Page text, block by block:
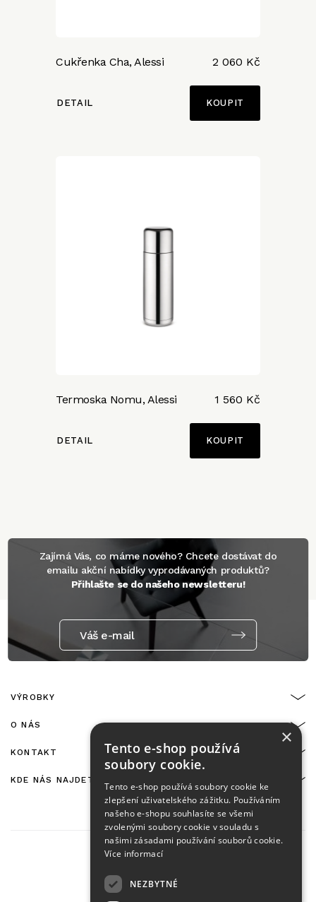
Cukřenka Cha, Alessi 2 060 Kč
DETAIL
Termoska Nomu, Alessi 1 560 Kč
DETAIL
Zajímá Vás, co máme nového? Chcete dostávat do
emailu akční nabídky vyprodávaných produktů?
Přihlašte se do našeho newsletteru!
Váš e-mail
VÝROBKY
O NÁS
KONTAKT
KDE NÁS NAJDETE
×
Tento e-shop používá
soubory cookie.
Tento e-shop používá soubory cookie ke
zlepšení uživatelského zážitku. Používáním
našeho e-shopu souhlasíte se všemi
zvolenými soubory cookie v souladu s
našimi zásadami používání souborů cookie.
Více informací
NEZBYTNÉ